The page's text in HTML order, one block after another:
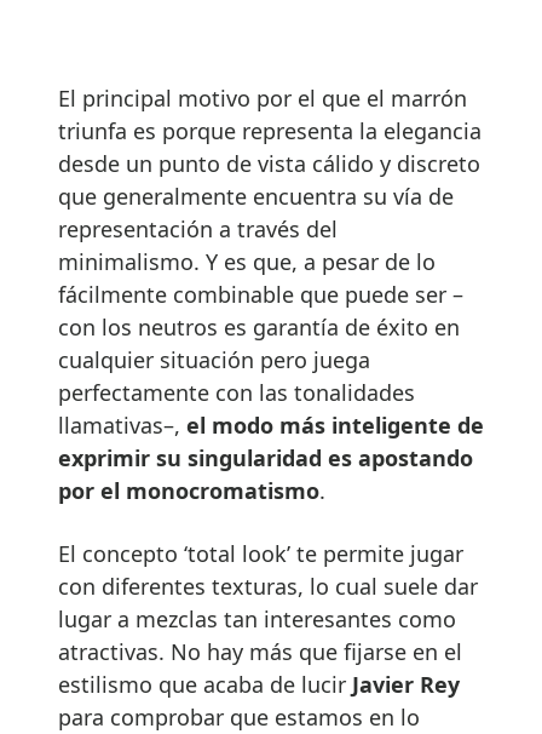
El principal motivo por el que el marrón
triunfa es porque representa la elegancia
desde un punto de vista cálido y discreto
que generalmente encuentra su vía de
representación a través del
minimalismo. Y es que, a pesar de lo
fácilmente combinable que puede ser –
con los neutros es garantía de éxito en
cualquier situación pero juega
perfectamente con las tonalidades
llamativas–, el modo más inteligente de
exprimir su singularidad es apostando
por el monocromatismo.
El concepto ‘total look’ te permite jugar
con diferentes texturas, lo cual suele dar
lugar a mezclas tan interesantes como
atractivas. No hay más que fijarse en el
estilismo que acaba de lucir Javier Rey
para comprobar que estamos en lo